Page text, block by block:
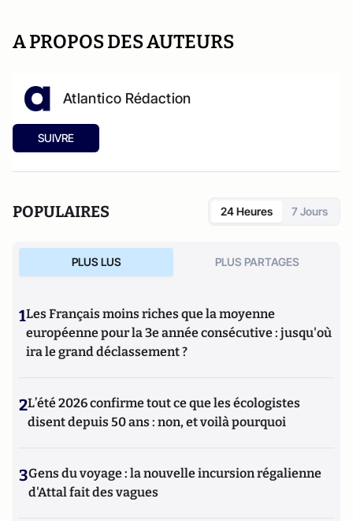
A PROPOS DES AUTEURS
Atlantico Rédaction
SUIVRE
POPULAIRES 24 Heures 7 Jours
PLUS LUS PLUS PARTAGES
1Les Français moins riches que la moyenne
européenne pour la 3e année consécutive : jusqu'où
ira le grand déclassement ?
2L’été 2026 confirme tout ce que les écologistes
disent depuis 50 ans : non, et voilà pourquoi
3Gens du voyage : la nouvelle incursion régalienne
d'Attal fait des vagues